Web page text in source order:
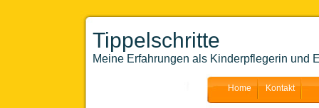
Tippelschritte
Meine Erfahrungen als Kinderpflegerin und
Home Kontakt